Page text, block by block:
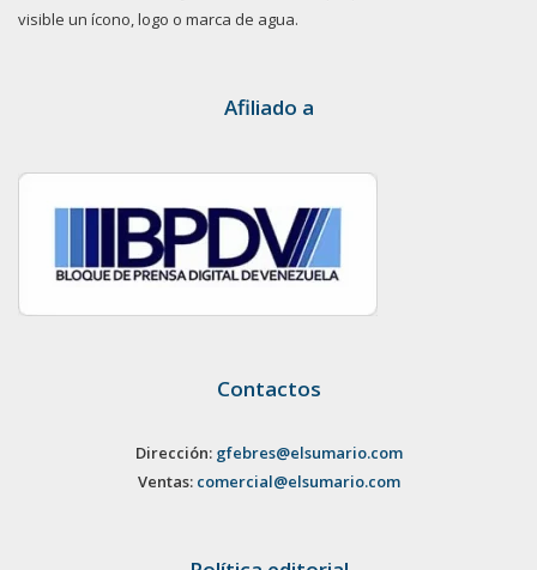
visible un ícono, logo o marca de agua.
Afiliado a
Contactos
Dirección: gfebres@elsumario.com
Ventas: comercial@elsumario.com